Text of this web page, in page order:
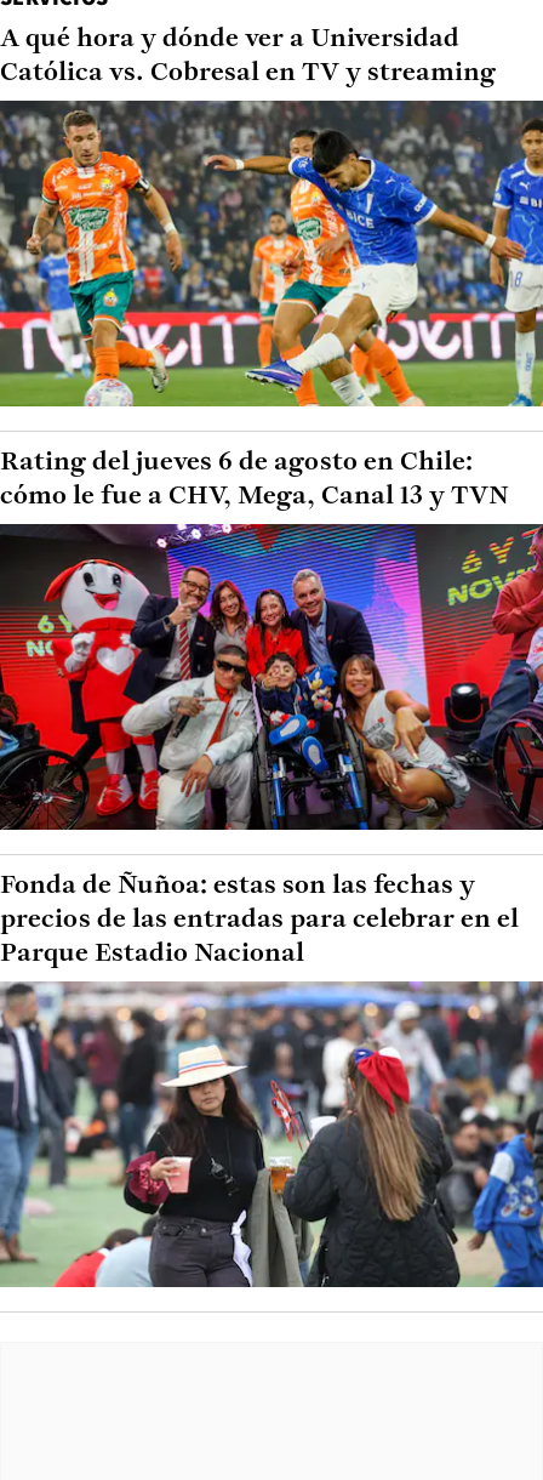
A qué hora y dónde ver a Universidad
Católica vs. Cobresal en TV y streaming
Rating del jueves 6 de agosto en Chile:
cómo le fue a CHV, Mega, Canal 13 y TVN
Fonda de Ñuñoa: estas son las fechas y
precios de las entradas para celebrar en el
Parque Estadio Nacional